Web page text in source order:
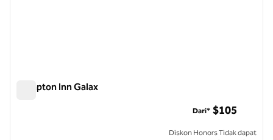
Hampton Inn Galax
Dari* $105
Diskon Honors Tidak dapat